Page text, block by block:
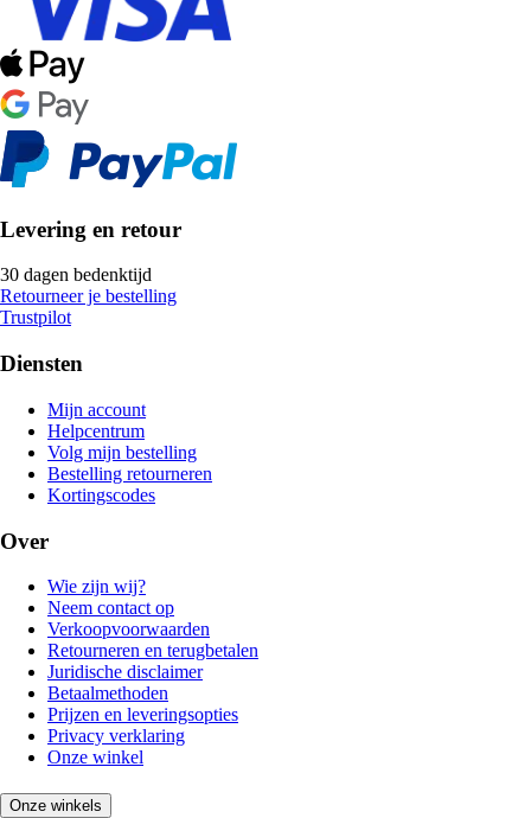
Levering en retour
30 dagen bedenktijd
Retourneer je bestelling
Trustpilot
Diensten
Mijn account
Helpcentrum
Volg mijn bestelling
Bestelling retourneren
Kortingscodes
Over
Wie zijn wij?
Neem contact op
Verkoopvoorwaarden
Retourneren en terugbetalen
Juridische disclaimer
Betaalmethoden
Prijzen en leveringsopties
Privacy verklaring
Onze winkel
Onze winkels